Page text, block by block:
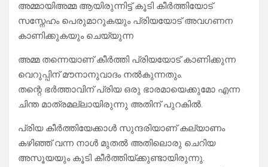
അമ്മായിഅമ്മ ആയിരുന്നിട്ട് കൂടി കീർത്തിയോട്
സസ്നേഹം പെരുമാറുകയും പ്രിയയോട് അവഗണന
കാണിക്കുകയും ചെയ്യുന്ന
അമ്മ തന്നെയാണ് കീർത്തി പ്രിയയോട് കാണിക്കുന്ന
വെറുപ്പിന് മൗനാനുവാദം നൽകുന്നതും.
തന്റെ ഭർത്താവിന് പ്രിയ ഒരു ഭാരമായെക്കുമോ എന്ന
ചിന്ത മാത്രമല്ലായിരുന്നു അതിന് പുറകിൽ.
പ്രിയ കീർത്തിയേക്കാൾ സുന്ദരിയാണ് കല്യാണം
കഴിഞ്ഞ് വന്ന നാൾ മുതൽ അതിലൊരു ചെറിയ
അസൂയയും കൂടി കീർത്തിയ്ക്കുണ്ടായിരുന്നു.